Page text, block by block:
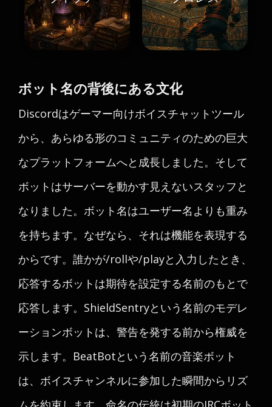
ボット名の背後にある文化
Discordはゲーマー向けボイスチャットツール
から、あらゆる形のコミュニティのための巨大
なプラットフォームへと成長しました。そして
ボットはサーバーを動かす見えないスタッフと
なりました。ボット名はユーザー名よりも重み
を持ちます。なぜなら、それは機能を表現する
からです。誰かが/rollや/playと入力したとき、
応答するボットは期待を設定する名前のもとで
応答します。ShieldSentryという名前のモデレ
ーションボットは、警告を発する前から権威を
示します。BeatBotという名前の音楽ボット
は、ボイスチャンネルに参加した瞬間からリズ